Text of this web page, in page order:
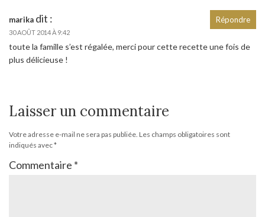
marika dit :
30 AOÛT 2014 À 9:42
toute la famille s’est régalée, merci pour cette recette une fois de
plus délicieuse !
Répondre
Laisser un commentaire
Votre adresse e-mail ne sera pas publiée. Les champs obligatoires sont
indiqués avec*
Commentaire *